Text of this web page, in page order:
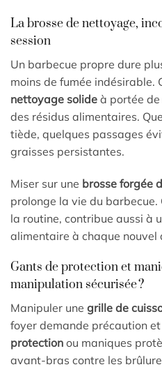
La brosse de nettoyage,
session
Un barbecue propre dure
moins de fumée indésirable.
nettoyage solide à portée
des résidus alimentaires.
tiède, quelques passages
graisses persistantes.
Miser sur une brosse forgée
prolonge la vie du
la routine, contribue aussi à
alimentaire à chaque nouvel
Gants de protection et
manipulation sécurisée ?
Manipuler une grille de
foyer demande précaution
protection ou maniques
avant-bras contre les